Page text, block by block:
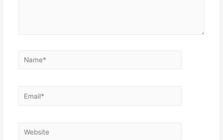
Name*
Email*
Website